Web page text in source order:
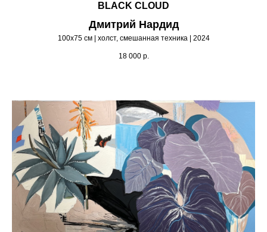
BLACK CLOUD
Дмитрий Нардид
100х75 см | холст, смешанная техника | 2024
18 000 р.